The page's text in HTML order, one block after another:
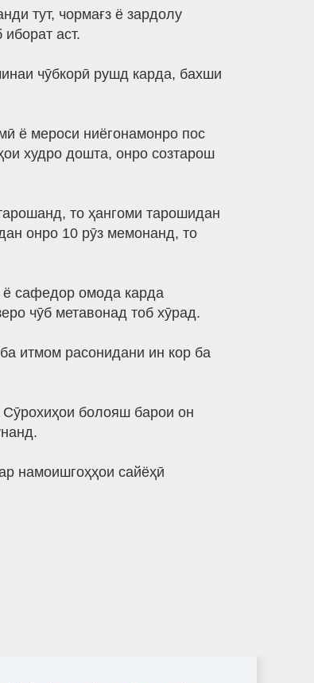
тут, чормағз ё зардолу
аст.
чӯбкорӣ рушд карда, бахши
ё мероси ниёгонамонро пос
худро дошта, онро созтарош
то ҳангоми тарошидан
онро 10 рӯз мемонанд, то
ё сафедор омода карда
чӯб метавонад тоб хӯрад.
итмом расонидани ин кор ба
Сӯрохиҳои болояш барои он
намоишгоҳҳои сайёҳӣ